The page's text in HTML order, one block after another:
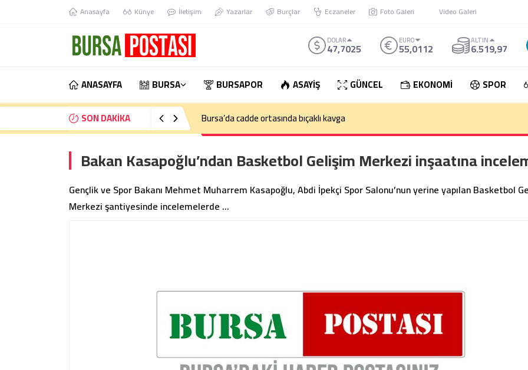
Anasayfa Künye İletişim Yazarlar Burçlar Eczaneler Foto Galeri Video Galeri
DOLAR
47,7025 EURO
55,0112 ALTIN
6.519,97
ANASAYFA BURSA BURSAPOR ASAYİŞ GÜNCEL EKONOMİ SPOR
SON DAKİKA
Bursa’da cadde ortasında bıçaklı kavga
Bakan Kasapoğlu’ndan Basketbol Gelişim Merkezi inşaatına
Gençlik ve Spor Bakanı Mehmet Muharrem Kasapoğlu, Abdi İpekçi Spor Salonu’nun yerine yapılan Basketbol
Merkezi şantiyesinde incelemelerde …